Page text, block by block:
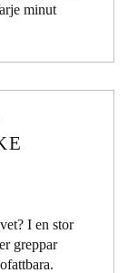
minut
I en stor
greppar